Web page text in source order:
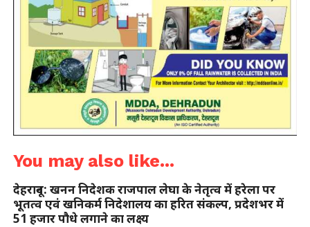
You may also like...
देहरादून: खनन निदेशक राजपाल लेघा के नेतृत्व में हरेला पर
भूतत्व एवं खनिकर्म निदेशालय का हरित संकल्प, प्रदेशभर में
51 हजार पौधे लगाने का लक्ष्य